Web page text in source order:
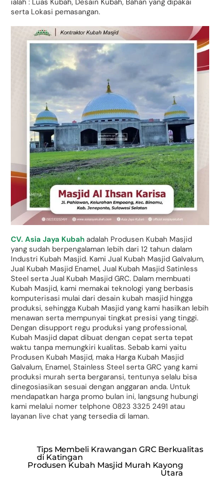
serta Lokasi pemasangan.
CV. Asia Jaya Kubah adalah Produsen Kubah Masjid
yang sudah berpengalaman lebih dari 12 tahun dalam
Industri Kubah Masjid. Kami Jual Kubah Masjid Galvalum,
Jual Kubah Masjid Enamel, Jual Kubah Masjid Satinless
Steel serta Jual Kubah Masjid GRC. Dalam membuati
Kubah Masjid, kami memakai teknologi yang berbasis
komputerisasi mulai dari desain kubah masjid hingga
produksi, sehingga Kubah Masjid yang kami hasilkan lebih
menawan serta mempunyai tingkat presisi yang tinggi.
Dengan disupport regu produksi yang professional,
Kubah Masjid dapat dibuat dengan cepat serta tepat
waktu tanpa memungkiri kualitas. Sebab kami yaitu
Produsen Kubah Masjid, maka Harga Kubah Masjid
Galvalum, Enamel, Stainless Steel serta GRC yang kami
produksi murah serta bergaransi, tentunya selalu bisa
dinegosiasikan sesuai dengan anggaran anda. Untuk
mendapatkan harga promo bulan ini, langsung hubungi
kami melalui nomer telphone 0823 3325 2491 atau
layanan live chat yang tersedia di laman.
Tips Membeli Krawangan GRC Berkualitas
di Katingan
Produsen Kubah Masjid Murah Kayong
Utara